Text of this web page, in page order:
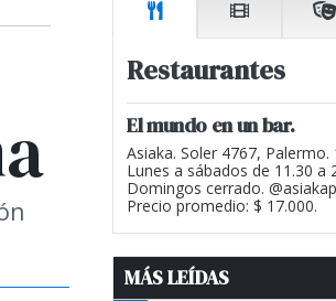
Restaurantes
El mundo en un bar.
Asiaka. Soler 4767, Palermo.
Lunes a sábados de 11.30 a
Domingos cerrado.
Precio promedio: $ 17.000.
MÁS LEÍDAS